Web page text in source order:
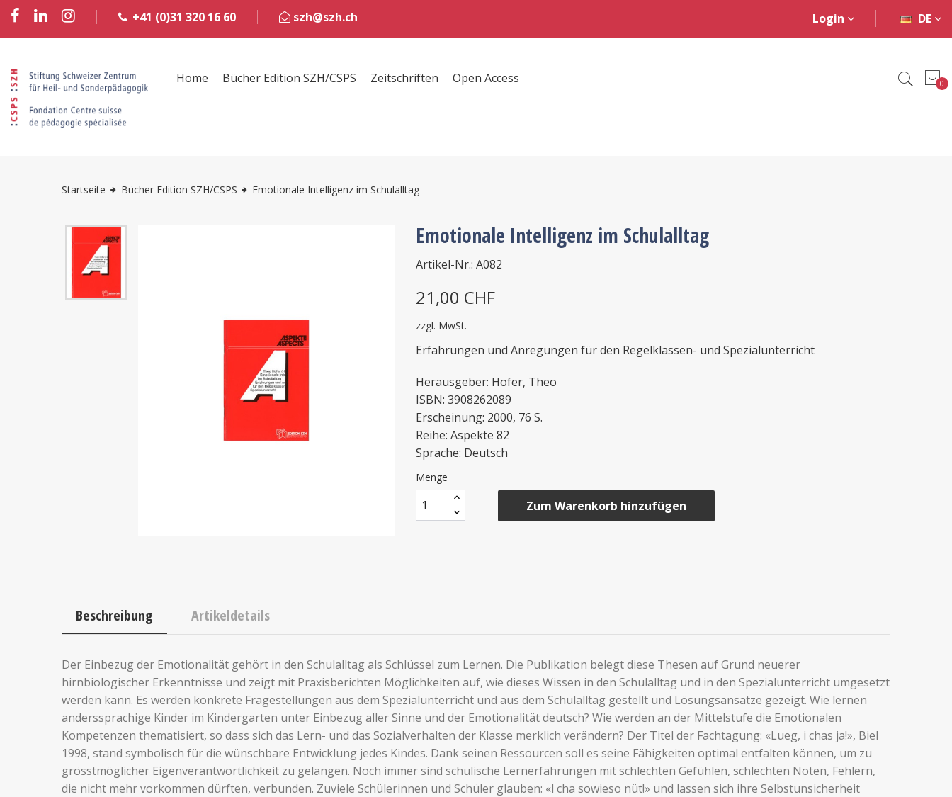
+41 (0)31 320 16 60 szh@szh.ch DE
Login
Home Bücher Edition SZH/CSPS Zeitschriften Open Access 0
Startseite Bücher Edition SZH/CSPS Emotionale Intelligenz im Schulalltag
Emotionale Intelligenz im Schulalltag
Artikel-Nr.: A082
21,00 CHF
zzgl. MwSt.
Erfahrungen und Anregungen für den Regelklassen- und Spezialunterricht
Herausgeber: Hofer, Theo
ISBN: 3908262089
Erscheinung: 2000, 76 S.
Reihe: Aspekte 82
Sprache: Deutsch
Menge
Zum Warenkorb hinzufügen
Beschreibung Artikeldetails
Der Einbezug der Emotionalität gehört in den Schulalltag als Schlüssel zum Lernen. Die Publikation belegt diese Thesen auf Grund neuerer
hirnbiologischer Erkenntnisse und zeigt mit Praxisberichten Möglichkeiten auf, wie dieses Wissen in den Schulalltag und in den Spezialunterricht umgesetzt
werden kann. Es werden konkrete Fragestellungen aus dem Spezialunterricht und aus dem Schulalltag gestellt und Lösungsansätze gezeigt. Wie lernen
anderssprachige Kinder im Kindergarten unter Einbezug aller Sinne und der Emotionalität deutsch? Wie werden an der Mittelstufe die Emotionalen
Kompetenzen thematisiert, so dass sich das Lern- und das Sozialverhalten der Klasse merklich verändern? Der Titel der Fachtagung: «Lueg, i chas ja!», Biel
1998, stand symbolisch für die wünschbare Entwicklung jedes Kindes. Dank seinen Ressourcen soll es seine Fähigkeiten optimal entfalten können, um zu
grösstmöglicher Eigenverantwortlichkeit zu gelangen. Noch immer sind schulische Lernerfahrungen mit schlechten Gefühlen, schlechten Noten, Fehlern,
die nicht mehr vorkommen dürften, verbunden. Zuviele Schülerinnen und Schüler glauben: «l cha sowieso nüt!» und lassen sich ihre Selbstunsicherheit